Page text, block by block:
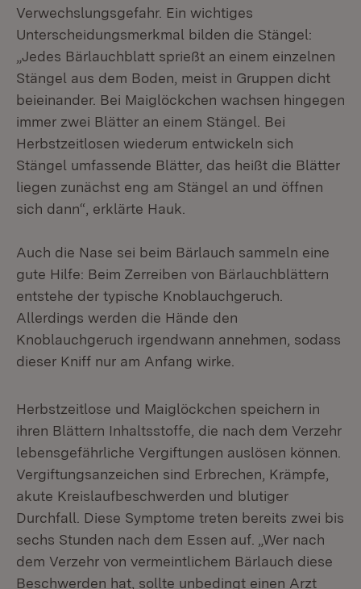
Verwechslungsgefahr. Ein wichtiges
Unterscheidungsmerkmal bilden die Stängel:
„Jedes Bärlauchblatt sprießt an einem einzelnen
Stängel aus dem Boden, meist in Gruppen dicht
beieinander. Bei Maiglöckchen wachsen hingegen
immer zwei Blätter an einem Stängel. Bei
Herbstzeitlosen wiederum entwickeln sich
Stängel umfassende Blätter, das heißt die Blätter
liegen zunächst eng am Stängel an und öffnen
sich dann“, erklärte Hauk.
Auch die Nase sei beim Bärlauch sammeln eine
gute Hilfe: Beim Zerreiben von Bärlauchblättern
entstehe der typische Knoblauchgeruch.
Allerdings werden die Hände den
Knoblauchgeruch irgendwann annehmen, sodass
dieser Kniff nur am Anfang wirke.
Herbstzeitlose und Maiglöckchen speichern in
ihren Blättern Inhaltsstoffe, die nach dem Verzehr
lebensgefährliche Vergiftungen auslösen können.
Vergiftungsanzeichen sind Erbrechen, Krämpfe,
akute Kreislaufbeschwerden und blutiger
Durchfall. Diese Symptome treten bereits zwei bis
sechs Stunden nach dem Essen auf. „Wer nach
dem Verzehr von vermeintlichem Bärlauch diese
Beschwerden hat, sollte unbedingt einen Arzt